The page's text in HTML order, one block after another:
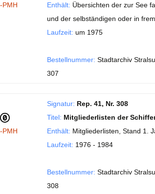
PMH
Enthält: Übersichten der zur See
und der selbständigen oder in
Laufzeit: um 1975
Bestellnummer: Stadtarchiv
307
PMH
Signatur: Rep. 41, Nr. 308
Titel: Mitgliederlisten der
Enthält: Mitgliederlisten, Stand 1.
Laufzeit: 1976 - 1984
Bestellnummer: Stadtarchiv
308